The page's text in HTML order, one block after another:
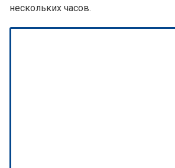
нескольких часов.